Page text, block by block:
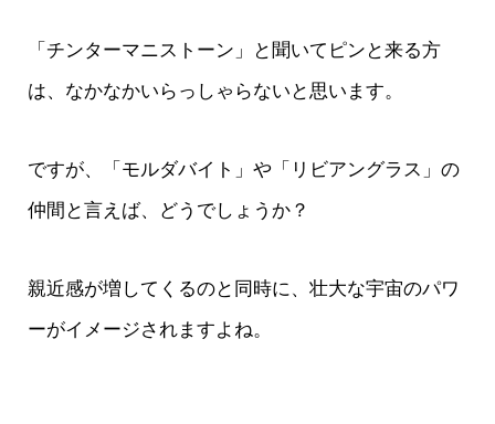
「チンターマニストーン」と聞いてピンと来る方
は、なかなかいらっしゃらないと思います。
ですが、「モルダバイト」や「リビアングラス」の
仲間と言えば、どうでしょうか？
親近感が増してくるのと同時に、壮大な宇宙のパワ
ーがイメージされますよね。